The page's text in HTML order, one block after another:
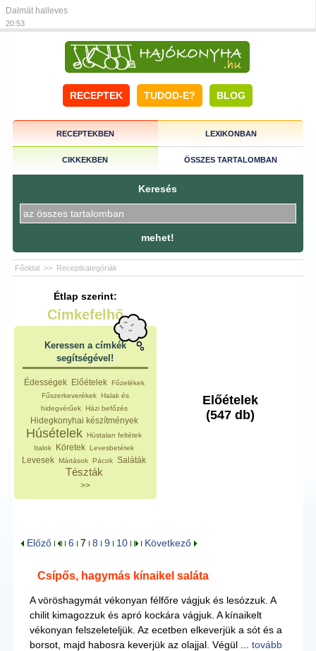
Dalmát halleves
20:53
RECEPTEK TUDOD-E? BLOG
RECEPTEKBEN LEXIKONBAN
CIKKEKBEN ÖSSZES TARTALOMBAN
Keresés
mehet!
Főoldal >> Receptkategóriák
Étlap szerint:
Címkefelhő
Keressen a címkék
segítségével!
Édességek Előételek Főzelékek
Fűszerkeverékek Halak és
hidegvérűek Házi befőzés
Hidegkonyhai készítmények
Húsételek Hústalan feltétek
Italok
Köretek Levesbetétek
Levesek Mártások Pácok Saláták
Tészták
>>
Előételek
(547 db)
Előző 6 7 8 9 10 Következő
Csípős, hagymás kínaikel saláta
A vöröshagymát vékonyan félfőre vágjuk és lesózzuk. A
chilit kimagozzuk és apró kockára vágjuk. A kínaikelt
vékonyan felszeleteljük. Az ecetben elkeverjük a sót és a
borsot, majd habosra keverjük az olajjal. Végül ... tovább